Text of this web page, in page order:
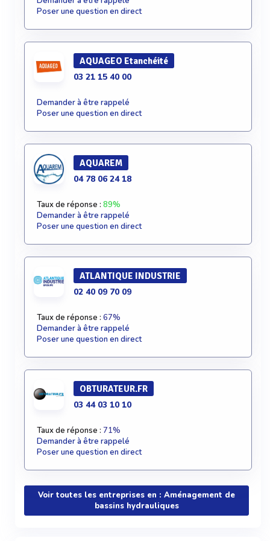
Poser une question en direct
AQUAGEO Etanchéité
03 21 15 40 00
Demander à être rappelé
Poser une question en direct
AQUAREM
04 78 06 24 18
Taux de réponse : 89%
Demander à être rappelé
Poser une question en direct
ATLANTIQUE INDUSTRIE
02 40 09 70 09
Taux de réponse : 67%
Demander à être rappelé
Poser une question en direct
OBTURATEUR.FR
03 44 03 10 10
Taux de réponse : 71%
Demander à être rappelé
Poser une question en direct
Voir toutes les entreprises en : Aménagement de
bassins hydrauliques